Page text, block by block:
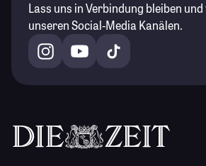
Lass uns in Verbindung bleiben
unseren Social-Media Kanälen.